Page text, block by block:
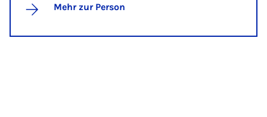
Mehr zur Person